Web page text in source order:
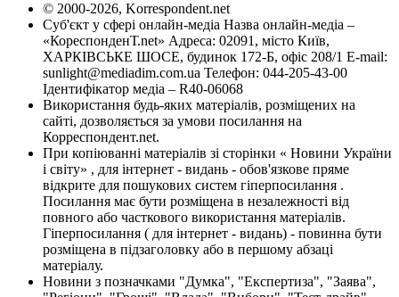
© 2000-2026, Korrespondent.net
Суб'єкт у сфері онлайн-медіа Назва онлайн-медіа –
«КореспонденТ.net» Адреса: 02091, місто Київ,
ХАРКІВСЬКЕ ШОСЕ, будинок 172-Б, офіс 208/1 E-mail:
sunlight@mediadim.com.ua Телефон: 044-205-43-00
Ідентифікатор медіа – R40-06068
Використання будь-яких матеріалів, розміщених на
сайті, дозволяється за умови посилання на
Корреспондент.net.
При копіюванні матеріалів зі сторінки « Новини України
і світу» , для інтернет - видань - обов'язкове пряме
відкрите для пошукових систем гіперпосилання .
Посилання має бути розміщена в незалежності від
повного або часткового використання матеріалів.
Гіперпосилання ( для інтернет - видань) - повинна бути
розміщена в підзаголовку або в першому абзаці
матеріалу.
Новини з позначками "Думка", "Експертиза", "Заява",